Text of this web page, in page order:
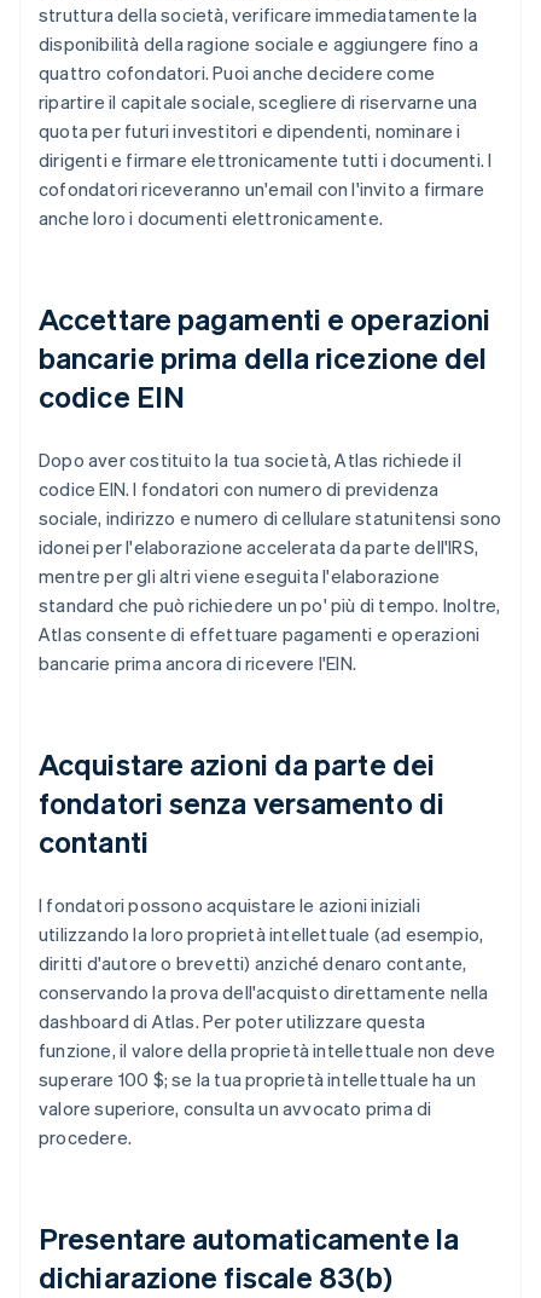
struttura della società, verificare immediatamente la
disponibilità della ragione sociale e aggiungere fino a
quattro cofondatori. Puoi anche decidere come
ripartire il capitale sociale, scegliere di riservarne una
quota per futuri investitori e dipendenti, nominare i
dirigenti e firmare elettronicamente tutti i documenti. I
cofondatori riceveranno un'email con l'invito a firmare
anche loro i documenti elettronicamente.
Accettare pagamenti e operazioni
bancarie prima della ricezione del
codice EIN
Dopo aver costituito la tua società, Atlas richiede il
codice EIN. I fondatori con numero di previdenza
sociale, indirizzo e numero di cellulare statunitensi sono
idonei per l'elaborazione accelerata da parte dell'IRS,
mentre per gli altri viene eseguita l'elaborazione
standard che può richiedere un po' più di tempo. Inoltre,
Atlas consente di effettuare pagamenti e operazioni
bancarie prima ancora di ricevere l'EIN.
Acquistare azioni da parte dei
fondatori senza versamento di
contanti
I fondatori possono acquistare le azioni iniziali
utilizzando la loro proprietà intellettuale (ad esempio,
diritti d'autore o brevetti) anziché denaro contante,
conservando la prova dell'acquisto direttamente nella
dashboard di Atlas. Per poter utilizzare questa
funzione, il valore della proprietà intellettuale non deve
superare 100 $; se la tua proprietà intellettuale ha un
valore superiore, consulta un avvocato prima di
procedere.
Presentare automaticamente la
dichiarazione fiscale 83(b)